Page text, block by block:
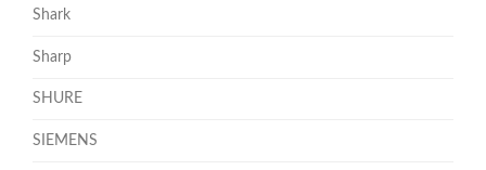
Shark
Sharp
SHURE
SIEMENS